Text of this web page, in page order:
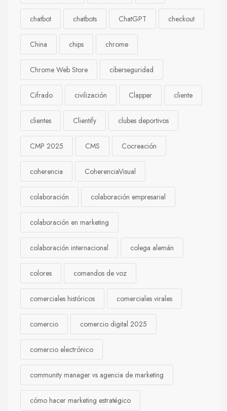
chatbot chatbots ChatGPT checkout
China chips chrome
Chrome Web Store ciberseguridad
Cifrado civilización Clapper cliente
clientes Clientify clubes deportivos
CMP 2025 CMS Cocreación
coherencia CoherenciaVisual
colaboración colaboración empresarial
colaboración en marketing
colaboración internacional colega alemán
colores comandos de voz
comerciales históricos comerciales virales
comercio comercio digital 2025
comercio electrónico
community manager vs agencia de marketing
cómo hacer marketing estratégico